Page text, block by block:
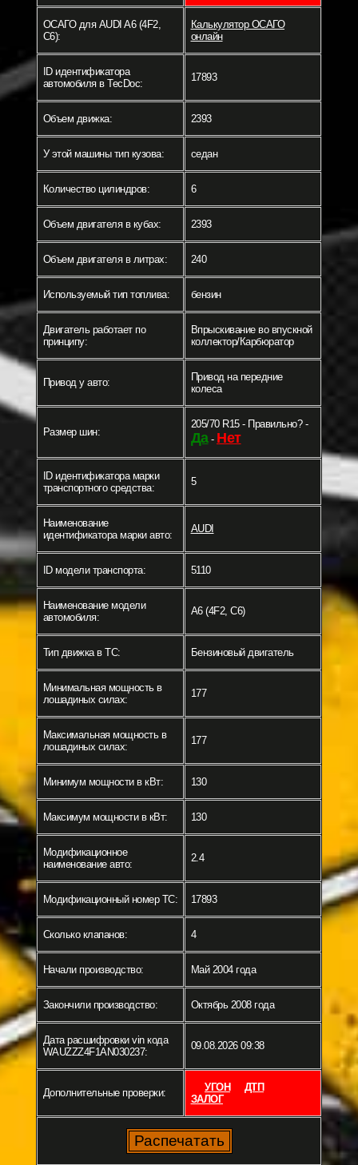
ОСАГО для AUDI A6 (4F2,
C6):
Калькулятор ОСАГО
онлайн
ID идентификатора
автомобиля в TecDoc:
17893
Объем движка: 2393
У этой машины тип кузова: седан
Количество цилиндров: 6
Объем двигателя в кубах: 2393
Объем двигателя в литрах: 240
Используемый тип топлива: бензин
Двигатель работает по
принципу:
Впрыскивание во впускной
коллектор/Карбюратор
Привод у авто:
Привод на передние
колеса
Размер шин:
205/70 R15 - Правильно? -
Да- Нет
ID идентификатора марки
транспортного средства:
5
Наименование
идентификатора марки авто:
AUDI
ID модели транспорта: 5110
Наименование модели
автомобиля:
A6 (4F2, C6)
Тип движка в ТС: Бензиновый двигатель
Минимальная мощность в
лошадиных силах:
177
Максимальная мощность в
лошадиных силах:
177
Минимум мощности в кВт: 130
Максимум мощности в кВт: 130
Модификационное
наименование авто:
2.4
Модификационный номер ТС: 17893
Сколько клапанов: 4
Начали производство: Май 2004 года
Закончили производство: Октябрь 2008 года
Дата расшифровки vin кода
WAUZZZ4F1AN030237:
09.08.2026 09:38
Дополнительные проверки: УГОН
ДТП
ЗАЛОГ